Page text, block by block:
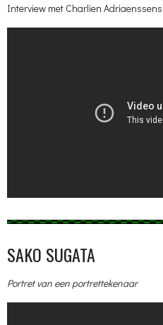
Interview met Charlien
SAKO SUGATA
Portret van een portrettekenaar